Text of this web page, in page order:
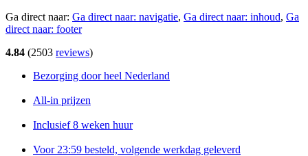
Ga direct naar: Ga direct naar: navigatie, Ga direct naar: inhoud, Ga
direct naar: footer
4.84 (2503 reviews)
Bezorging door heel Nederland
All-in prijzen
Inclusief 8 weken huur
Voor 23:59 besteld, volgende werkdag geleverd